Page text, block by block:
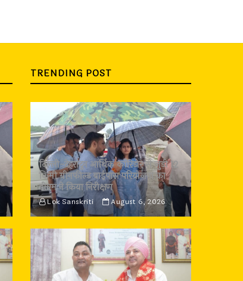
TRENDING POST
दिल्ली-देहरादून आर्थिक कॉरिडोर से जुड़ी 12
किमी ग्रीनफील्ड बाईपास परियोजना का
डीएम ने किया निरीक्षण
Lok Sanskriti August 6, 2026